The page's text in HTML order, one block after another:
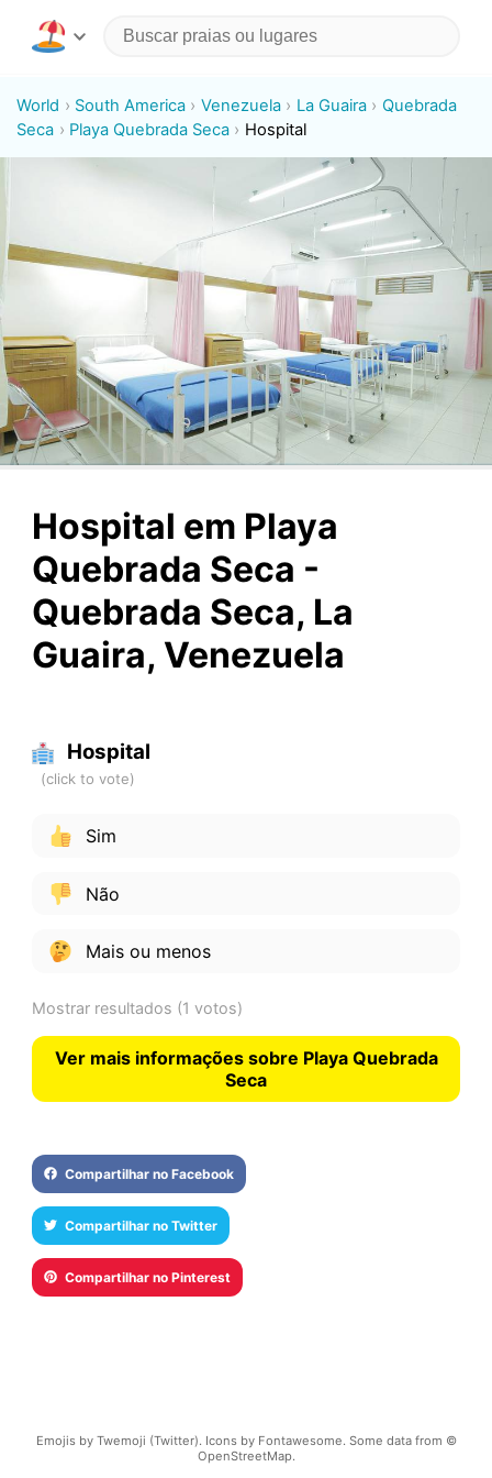
World South America Venezuela La Guaira
Quebrada
Seca
Playa Quebrada Seca Hospital
Hospital em Playa
Quebrada Seca -
Quebrada Seca, La
Guaira, Venezuela
Hospital
Sim
Não
Mais ou menos
Mostrar resultados (1 votos)
Ver mais informações sobre Playa Quebrada
Seca
Compartilhar no Facebook
Compartilhar no Twitter
Compartilhar no Pinterest
Emojis by Twemoji (Twitter). Icons by Fontawesome. Some data from ©
OpenStreetMap.